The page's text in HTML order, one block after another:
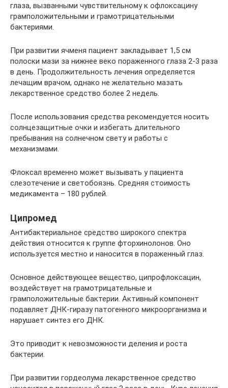
глаза, вызванными чувствительному к офлоксацину
грамположительными и грамотрицательными
бактериями.
При развитии ячменя пациент закладывает 1,5 см
полоски мази за нижнее веко пораженного глаза 2-3 раза
в день. Продолжительность лечения определяется
лечащим врачом, однако не желательно мазать
лекарственное средство более 2 недель.
После использования средства рекомендуется носить
солнцезащитные очки и избегать длительного
пребывания на солнечном свету и работы с
механизмами.
Флоксал временно может вызывать у пациента
слезотечение и светобоязнь. Средняя стоимость
медикамента – 180 рублей.
Ципромед
Антибактериальное средство широкого спектра
действия относится к группе фторхинолонов. Оно
используется местно и наносится в пораженный глаз.
Основное действующее вещество, ципрофлоксацин,
воздействует на грамотрицательные и
грамположительные бактерии. Активный компонент
подавляет ДНК-гиразу патогенного микроорганизма и
нарушает синтез его ДНК.
Это приводит к невозможности деления и роста
бактерии.
При развитии гордеолума лекарственное средство